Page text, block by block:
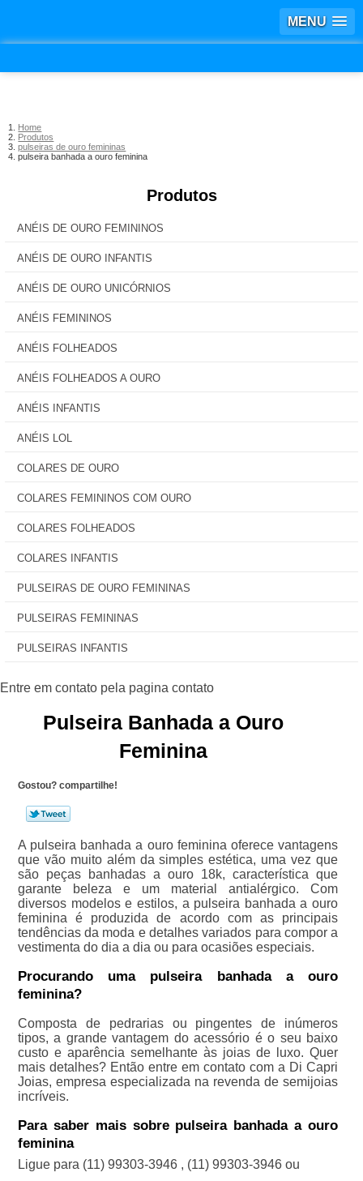
MENU
Home
Produtos
pulseiras de ouro femininas
pulseira banhada a ouro feminina
Produtos
ANÉIS DE OURO FEMININOS
ANÉIS DE OURO INFANTIS
ANÉIS DE OURO UNICÓRNIOS
ANÉIS FEMININOS
ANÉIS FOLHEADOS
ANÉIS FOLHEADOS A OURO
ANÉIS INFANTIS
ANÉIS LOL
COLARES DE OURO
COLARES FEMININOS COM OURO
COLARES FOLHEADOS
COLARES INFANTIS
PULSEIRAS DE OURO FEMININAS
PULSEIRAS FEMININAS
PULSEIRAS INFANTIS
Pulseira Banhada a Ouro
Feminina
Gostou? compartilhe!
A pulseira banhada a ouro feminina oferece vantagens
que vão muito além da simples estética, uma vez que
são peças banhadas a ouro 18k, característica que
garante beleza e um material antialérgico. Com
diversos modelos e estilos, a pulseira banhada a ouro
feminina é produzida de acordo com as principais
tendências da moda e detalhes variados para compor a
vestimenta do dia a dia ou para ocasiões especiais.
Procurando uma pulseira banhada a ouro
feminina?
Composta de pedrarias ou pingentes de inúmeros
tipos, a grande vantagem do acessório é o seu baixo
custo e aparência semelhante às joias de luxo. Quer
mais detalhes? Então entre em contato com a Di Capri
Joias, empresa especializada na revenda de semijoias
incríveis.
Para saber mais sobre pulseira banhada a ouro
feminina
Ligue para (11) 99303-3946, (11) 99303-3946ou